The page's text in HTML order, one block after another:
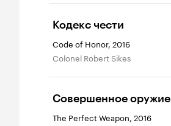
Кодекс чести
Code of Honor, 2016
Colonel Robert Sikes
Совершенное оружие
The Perfect Weapon, 2016